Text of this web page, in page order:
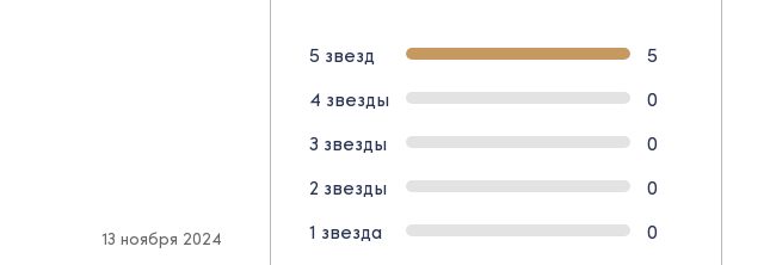
5 звезд
5
4 звезды
0
3 звезды
0
2 звезды
0
1 звезда
0
13 ноября 2024